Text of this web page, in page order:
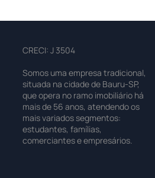
CRECI: J 3504
Somos uma empresa tradicional,
situada na cidade de Bauru-SP,
que opera no ramo imobiliário há
mais de 56 anos, atendendo os
mais variados segmentos:
estudantes, famílias,
comerciantes e empresários.